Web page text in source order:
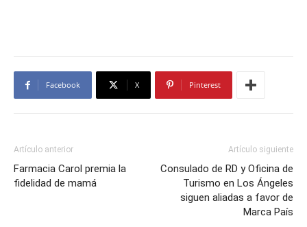
Facebook X Pinterest
Artículo anterior
Farmacia Carol premia la
fidelidad de mamá
Artículo siguiente
Consulado de RD y Oficina de
Turismo en Los Ángeles
siguen aliadas a favor de
Marca País